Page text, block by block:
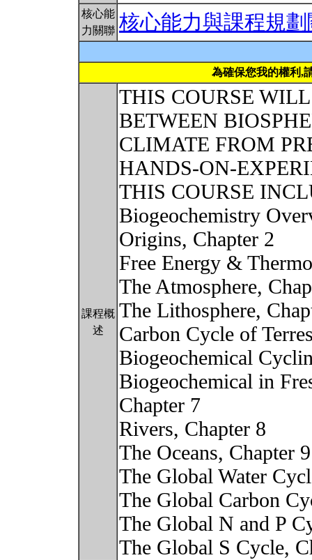
核心能
力關聯 核心能力與課程規
為確保您我的權利,
課程概
述
THIS COURSE
BETWEEN
CLIMATE FROM
HANDS-ON-
THIS COURSE
Biogeochemistry
Origins, Chapter 2
Free Energy &
The Atmosphere,
The Lithosphere,
Carbon Cycle of
Biogeochemical
Biogeochemical in
Chapter 7
Rivers, Chapter 8
The Oceans, Chapter 9
The Global Water
The Global Carbon
The Global N and P
The Global S Cycle,